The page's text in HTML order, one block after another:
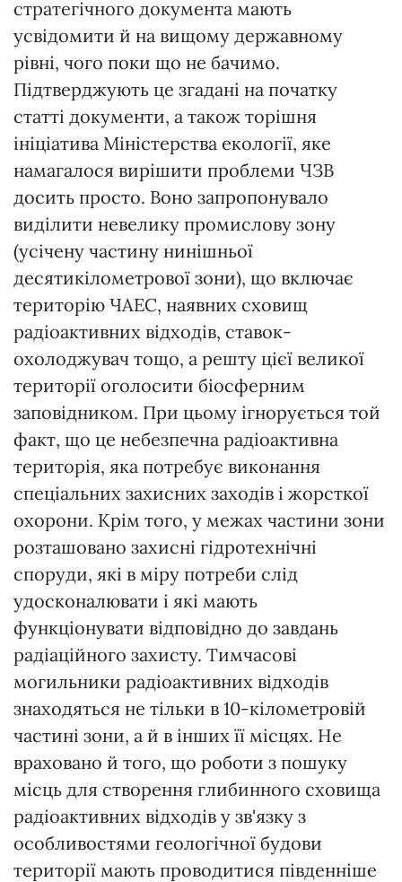
стратегічного документа мають
усвідомити й на вищому державному
рівні, чого поки що не бачимо.
Підтверджують це згадані на початку
статті документи, а також торішня
ініціатива Міністерства екології, яке
намагалося вирішити проблеми ЧЗВ
досить просто. Воно запропонувало
виділити невелику промислову зону
(усічену частину нинішньої
десятикілометрової зони), що включає
територію ЧАЕС, наявних сховищ
радіоактивних відходів, ставок-
охолоджувач тощо, а решту цієї великої
території оголосити біосферним
заповідником. При цьому ігнорується той
факт, що це небезпечна радіоактивна
територія, яка потребує виконання
спеціальних захисних заходів і жорсткої
охорони. Крім того, у межах частини зони
розташовано захисні гідротехнічні
споруди, які в міру потреби слід
удосконалювати і які мають
функціонувати відповідно до завдань
радіаційного захисту. Тимчасові
могильники радіоактивних відходів
знаходяться не тільки в 10-кілометровій
частині зони, а й в інших її місцях. Не
враховано й того, що роботи з пошуку
місць для створення глибинного сховища
радіоактивних відходів у зв'язку з
особливостями геологічної будови
території мають проводитися південніше